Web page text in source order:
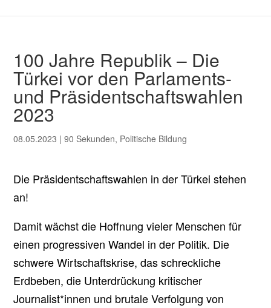
100 Jahre Republik – Die
Türkei vor den Parlaments-
und Präsidentschaftswahlen
2023
08.05.2023 |90 Sekunden, Politische Bildung
Die Präsidentschaftswahlen in der Türkei stehen
an!
Damit wächst die Hoffnungvieler Menschen für
einen progressiven Wandel in der Politik. Die
schwere Wirtschaftskrise, das schreckliche
Erdbeben, die Unterdrückung kritischer
Journalist*innen und brutale Verfolgung von